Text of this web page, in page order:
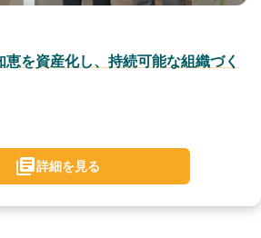
を資産化し、持続可能な組織づく
詳細を見る